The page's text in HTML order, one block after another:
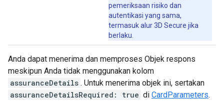
pemeriksaan risiko dan
autentikasi yang sama,
termasuk alur 3D Secure jika
berlaku.
Anda dapat menerima dan memproses Objek respons
meskipun Anda tidak menggunakan kolom
assuranceDetails . Untuk menerima objek ini, sertakan
assuranceDetailsRequired: true di CardParameters.